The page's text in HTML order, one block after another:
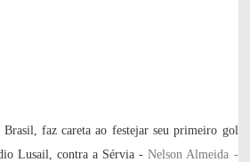
faz careta ao festejar seu primeiro gol
Lusail, contra a Sérvia -Nelson Almeida -